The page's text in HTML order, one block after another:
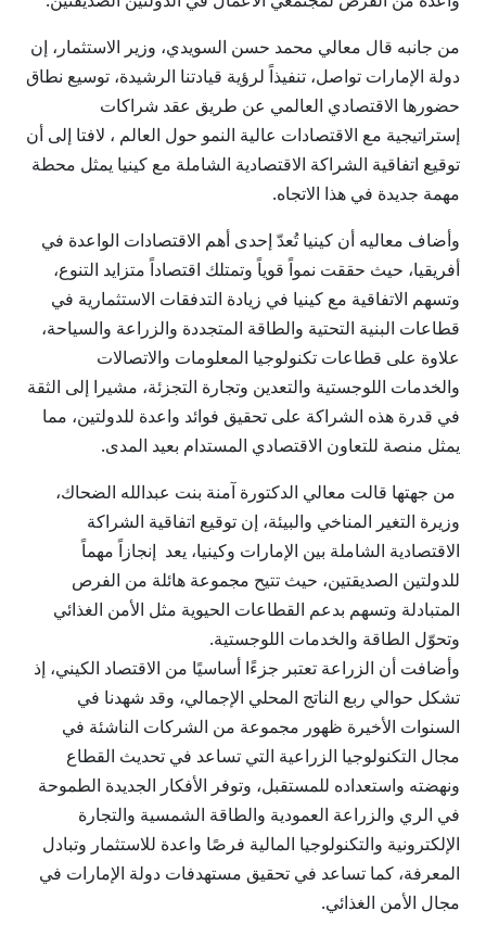
من جانبه قال معالي محمد حسن السويدي، وزير الاستثمار، إن
دولة الإمارات تواصل، تنفيذاً لرؤية قيادتنا الرشيدة، توسيع نطاق
حضورها الاقتصادي العالمي عن طريق عقد شراكات
إستراتيجية مع الاقتصادات عالية النمو حول العالم ، لافتا إلى أن
توقيع اتفاقية الشراكة الاقتصادية الشاملة مع كينيا يمثل محطة
مهمة جديدة في هذا الاتجاه.
وأضاف معاليه أن كينيا تُعدّ إحدى أهم الاقتصادات الواعدة في
أفريقيا، حيث حققت نمواً قوياً وتمتلك اقتصاداً متزايد التنوع،
وتسهم الاتفاقية مع كينيا في زيادة التدفقات الاستثمارية في
قطاعات البنية التحتية والطاقة المتجددة والزراعة والسياحة،
علاوة على قطاعات تكنولوجيا المعلومات والاتصالات
والخدمات اللوجستية والتعدين وتجارة التجزئة، مشيرا إلى الثقة
في قدرة هذه الشراكة على تحقيق فوائد واعدة للدولتين، مما
يمثل منصة للتعاون الاقتصادي المستدام بعيد المدى.
من جهتها قالت معالي الدكتورة آمنة بنت عبدالله الضحاك،
وزيرة التغير المناخي والبيئة، إن توقيع اتفاقية الشراكة
الاقتصادية الشاملة بين الإمارات وكينيا، يعد إنجازاً مهماً
للدولتين الصديقتين، حيث تتيح مجموعة هائلة من الفرص
المتبادلة وتسهم بدعم القطاعات الحيوية مثل الأمن الغذائي
وتحوّل الطاقة والخدمات اللوجستية.
وأضافت أن الزراعة تعتبر جزءًا أساسيًا من الاقتصاد الكيني، إذ
تشكل حوالي ربع الناتج المحلي الإجمالي، وقد شهدنا في
السنوات الأخيرة ظهور مجموعة من الشركات الناشئة في
مجال التكنولوجيا الزراعية التي تساعد في تحديث القطاع
ونهضته واستعداده للمستقبل، وتوفر الأفكار الجديدة الطموحة
في الري والزراعة العمودية والطاقة الشمسية والتجارة
الإلكترونية والتكنولوجيا المالية فرصًا واعدة للاستثمار وتبادل
المعرفة، كما تساعد في تحقيق مستهدفات دولة الإمارات في
مجال الأمن الغذائي.